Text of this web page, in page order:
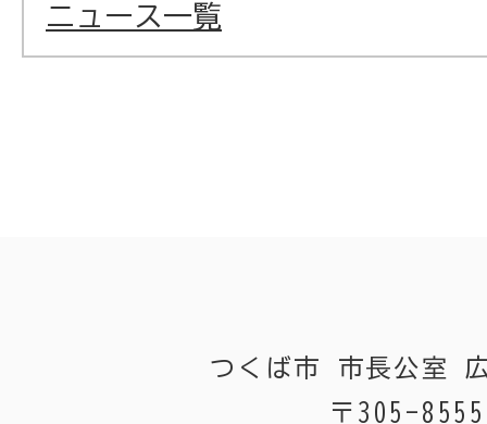
ニュース一覧
つくば市 市長公室
〒305-8555